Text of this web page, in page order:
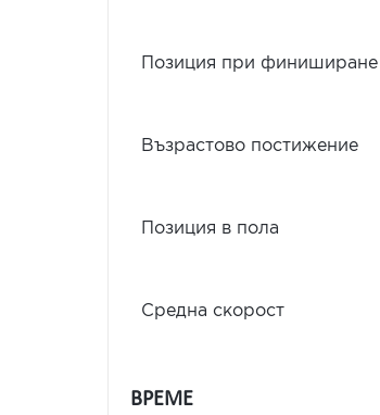
Позиция при финиширане
Възрастово постижение
Позиция в пола
Средна скорост
ВРЕМЕ